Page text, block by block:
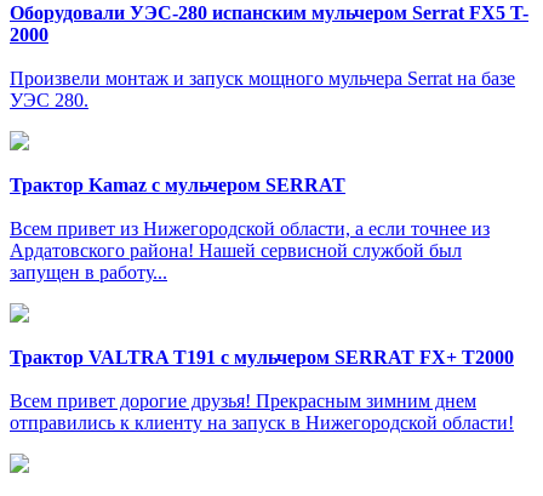
Оборудовали УЭС-280 испанским мульчером Serrat FX5 T-
2000
Произвели монтаж и запуск мощного мульчера Serrat на базе
УЭС 280.
Трактор Kamaz с мульчером SERRAT
Всем привет из Нижегородской области, а если точнее из
Ардатовского района! Нашей сервисной службой был
запущен в работу...
Трактор VALTRA T191 с мульчером SERRAT FX+ T2000
Всем привет дорогие друзья! Прекрасным зимним днем
отправились к клиенту на запуск в Нижегородской области!